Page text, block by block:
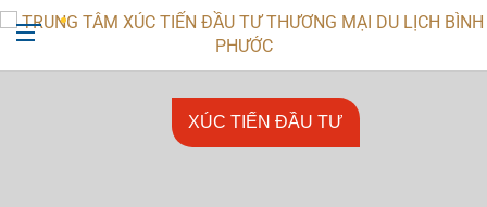
+842713818666
ttxtdttmdl@binhphuoc.gov.vn
XÚC TIẾN ĐẦU TƯ